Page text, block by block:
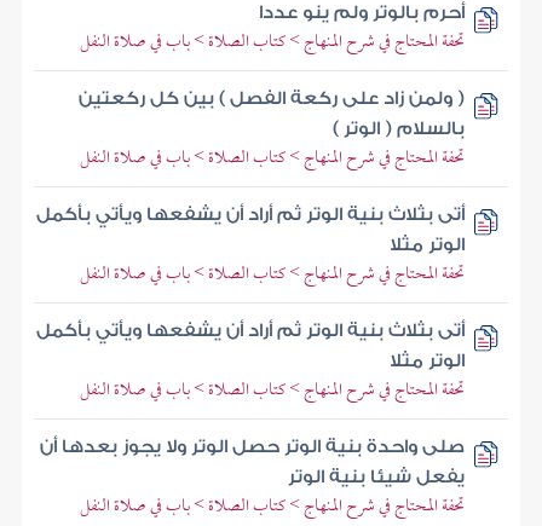
أحرم بالوتر ولم ينو عددا
تحفة المحتاج في شرح المنهاج > كتاب الصلاة > باب في صلاة النفل
( ولمن زاد على ركعة الفصل ) بين كل ركعتين
بالسلام ( الوتر )
تحفة المحتاج في شرح المنهاج > كتاب الصلاة > باب في صلاة النفل
أتى بثلاث بنية الوتر ثم أراد أن يشفعها ويأتي بأكمل
الوتر مثلا
تحفة المحتاج في شرح المنهاج > كتاب الصلاة > باب في صلاة النفل
أتى بثلاث بنية الوتر ثم أراد أن يشفعها ويأتي بأكمل
الوتر مثلا
تحفة المحتاج في شرح المنهاج > كتاب الصلاة > باب في صلاة النفل
صلى واحدة بنية الوتر حصل الوتر ولا يجوز بعدها أن
يفعل شيئا بنية الوتر
تحفة المحتاج في شرح المنهاج > كتاب الصلاة > باب في صلاة النفل